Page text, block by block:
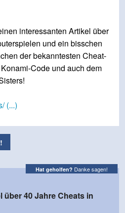
interessanten Artikel über
und ein bisschen
der bekanntesten Cheat-
Code und auch dem
(...)
Hat geholfen? Danke sagen!
über 40 Jahre Cheats in